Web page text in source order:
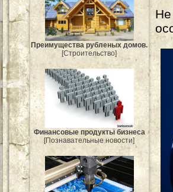
Преимущества рубленых домов.
[Строительство]
Финансовые продукты бизнеса
[Познавательные новости]
Не